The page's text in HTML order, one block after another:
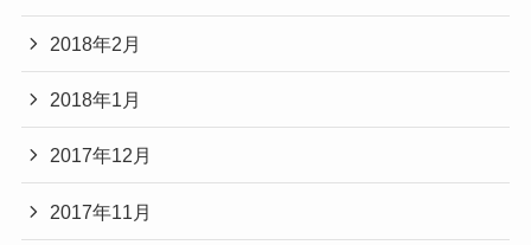
2018年2月
2018年1月
2017年12月
2017年11月